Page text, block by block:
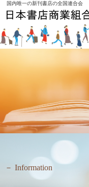
国内唯一の新刊書店の全国連合会
Information